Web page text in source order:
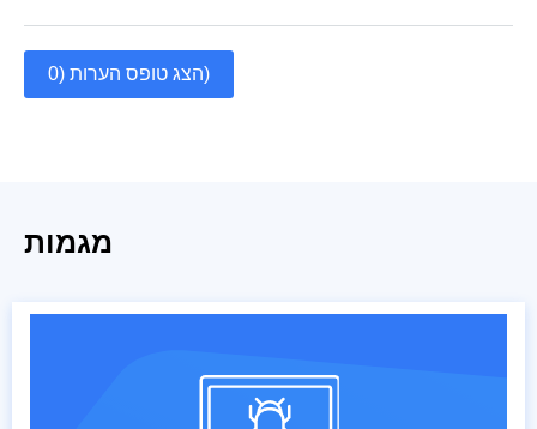
הצג טופס הערות (0)
מגמות